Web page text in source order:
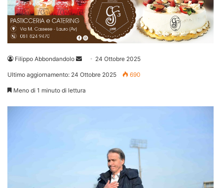
Filippo Abbondandolo
Invia 24 Ottobre 2025
Ultimo aggiornamento: 24 Ottobre 2025 690
Meno di 1 minuto di lettura